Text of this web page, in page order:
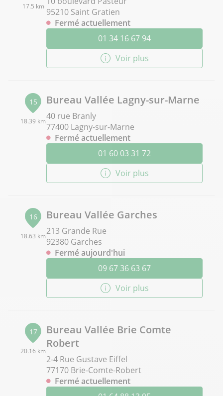
17.5 km
95210 Saint Gratien
Fermé actuellement
01 34 16 67 94
Voir plus
15
18.39 km
Bureau Vallée Lagny-sur-Marne
40 rue Branly
77400 Lagny-sur-Marne
Fermé actuellement
01 60 03 31 72
Voir plus
16
18.63 km
Bureau Vallée Garches
213 Grande Rue
92380 Garches
Fermé aujourd'hui
09 67 36 63 67
Voir plus
17
20.16 km
Bureau Vallée Brie Comte
Robert
2-4 Rue Gustave Eiffel
77170 Brie-Comte-Robert
Fermé actuellement